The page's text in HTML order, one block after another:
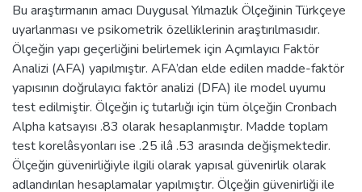
Bu araştırmanın amacı Duygusal Yılmazlık Ölçeğinin Türkçeye
uyarlanması ve psikometrik özelliklerinin araştırılmasıdır.
Ölçeğin yapı geçerliğini belirlemek için Açımlayıcı Faktör
Analizi (AFA) yapılmıştır. AFA’dan elde edilen madde-faktör
yapısının doğrulayıcı faktör analizi (DFA) ile model uyumu
test edilmiştir. Ölçeğin iç tutarlığı için tüm ölçeğin Cronbach
Alpha katsayısı .83 olarak hesaplanmıştır. Madde toplam
test korelâsyonları ise .25 ilâ .53 arasında değişmektedir.
Ölçeğin güvenirliğiyle ilgili olarak yapısal güvenirlik olarak
adlandırılan hesaplamalar yapılmıştır. Ölçeğin güvenirliği ile